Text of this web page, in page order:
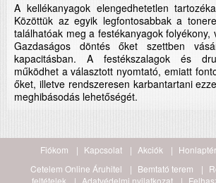
A kellékanyagok elengedhetetlen
Közöttük az egyik legfontosabbak a
találhatóak meg a festékanyagok folyékony,
Gazdaságos döntés őket szettben
kapacitásban. A festékszalagok és
működhet a választott nyomtató, emiatt
őket, illetve rendszeresen karbantartani
meghibásodás lehetőségét.
Fiókom Kapcsolat Akciók
Cetelem Online Áruhitel
Bemtató terem
feltételek
Adatvédelmi nyilatkozat